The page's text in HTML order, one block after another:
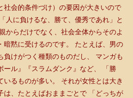
社会的条件づけ）の要因が大きいので
人に負けるな、勝て、優秀であれ」と
からだけでなく、社会全体からそのよ
黙に受けるのです。
たとえば、男の
負けがつく種類のものだし、 マンガも
ール』『スラムダンク』など、 「勝
いるものが多い。 それが女性とは大き
は、たとえばおままごとで 「どっちが